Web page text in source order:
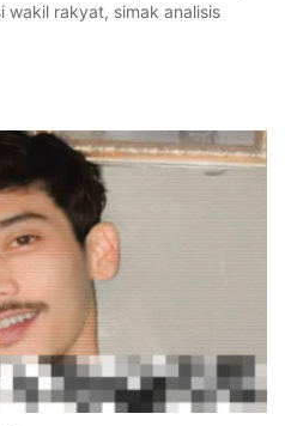
wakil rakyat, simak analisis